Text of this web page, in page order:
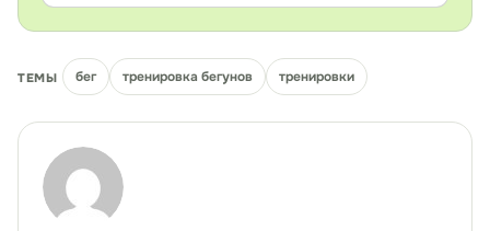
ТЕМЫ бег тренировка бегунов тренировки